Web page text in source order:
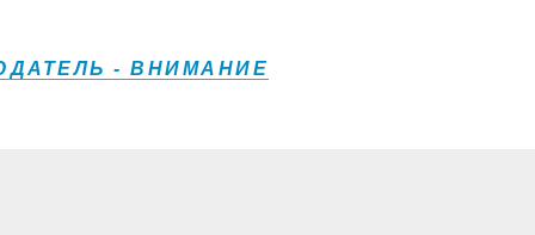
- ВНИМАНИЕ